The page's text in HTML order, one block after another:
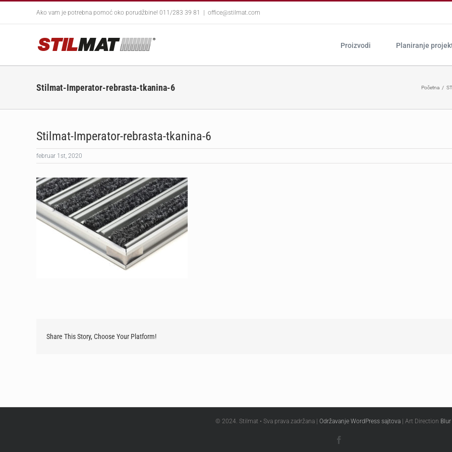
content
Ako vam je potrebna pomoć oko porudžbine! 011/283 39 81 office@stilmat.com
Proizvodi Planiranje
Stilmat-Imperator-rebrasta-tkanina-6 Početna
Stilmat-Imperator-rebrasta-tkanina-6
februar 1st, 2020
Share This Story, Choose Your Platform!
© 2024. Stilmat • Sva prava zadržana | Održavanje WordPress sajtova| Art Direction